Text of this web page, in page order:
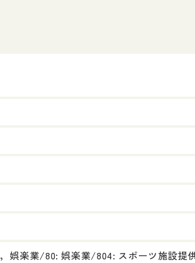
娯楽業/80: 娯楽業/804: スポーツ施設提